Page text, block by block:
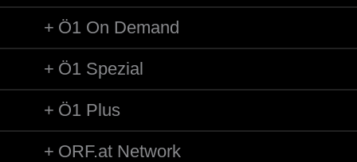
Ö1 On Demand
Ö1 Spezial
Ö1 Plus
ORF.at Network